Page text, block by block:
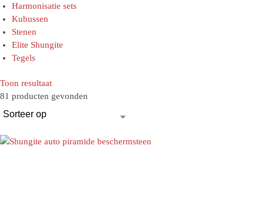
Harmonisatie sets
Kubussen
Stenen
Elite Shungite
Tegels
Toon resultaat
81 producten gevonden